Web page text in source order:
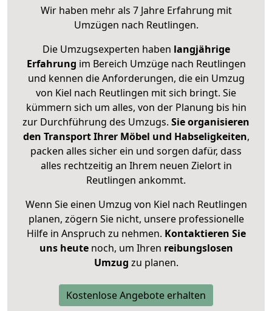
Wir haben mehr als 7 Jahre Erfahrung mit
Umzügen nach Reutlingen.
Die Umzugsexperten haben langjährige
Erfahrung im Bereich Umzüge nach Reutlingen
und kennen die Anforderungen, die ein Umzug
von Kiel nach Reutlingen mit sich bringt. Sie
kümmern sich um alles, von der Planung bis hin
zur Durchführung des Umzugs. Sie organisieren
den Transport Ihrer Möbel und Habseligkeiten,
packen alles sicher ein und sorgen dafür, dass
alles rechtzeitig an Ihrem neuen Zielort in
Reutlingen ankommt.
Wenn Sie einen Umzug von Kiel nach Reutlingen
planen, zögern Sie nicht, unsere professionelle
Hilfe in Anspruch zu nehmen. Kontaktieren Sie
uns heutenoch, um Ihren reibungslosen
Umzug zu planen.
Kostenlose Angebote erhalten